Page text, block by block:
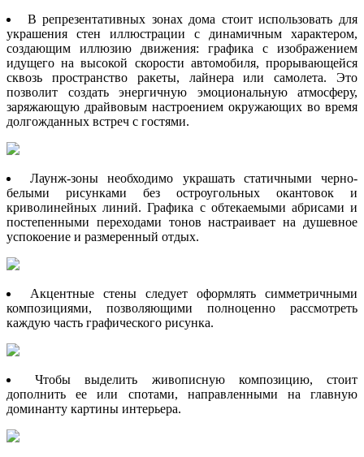
В репрезентативных зонах дома стоит использовать для
украшения стен иллюстрации с динамичным характером,
создающим иллюзию движения: графика с изображением
идущего на высокой скорости автомобиля, прорывающейся
сквозь пространство ракеты, лайнера или самолета. Это
позволит создать энергичную эмоциональную атмосферу,
заряжающую драйвовым настроением окружающих во время
долгожданных встреч с гостями.
Лаунж-зоны необходимо украшать статичными черно-
белыми рисунками без остроугольных окантовок и
криволинейных линий. Графика с обтекаемыми абрисами и
постепенными переходами тонов настраивает на душевное
успокоение и размеренный отдых.
Акцентные стены следует оформлять симметричными
композициями, позволяющими полноценно рассмотреть
каждую часть графического рисунка.
Чтобы выделить живописную композицию, стоит
дополнить ее или спотами, направленными на главную
доминанту картины интерьера.